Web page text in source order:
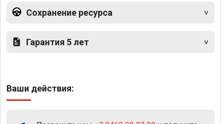
Сохранение ресурса
Гарантия 5 лет
Ваши действия: